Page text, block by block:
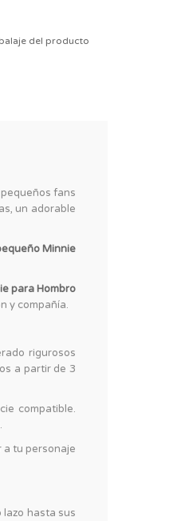
del producto
fans
un adorable
Minnie
para Hombro
y compañía.
rigurosos
a partir de 3
compatible.
a tu personaje
hasta sus